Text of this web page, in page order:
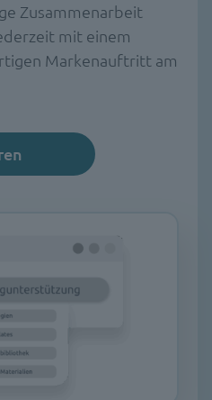
Zusammenarbeit
mit einem
Markenauftritt am